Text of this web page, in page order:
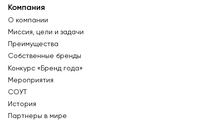
Компания
О компании
Миссия, цели и задачи
Преимущества
Собственные бренды
Конкурс «Бренд года»
Мероприятия
СОУТ
История
Партнеры в мире